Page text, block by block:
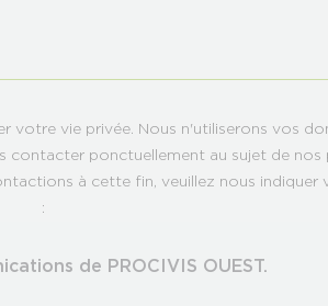
votre vie privée. Nous n'utiliserons vos
contacter ponctuellement au sujet de
à cette fin, veuillez nous
:
de PROCIVIS OUEST.